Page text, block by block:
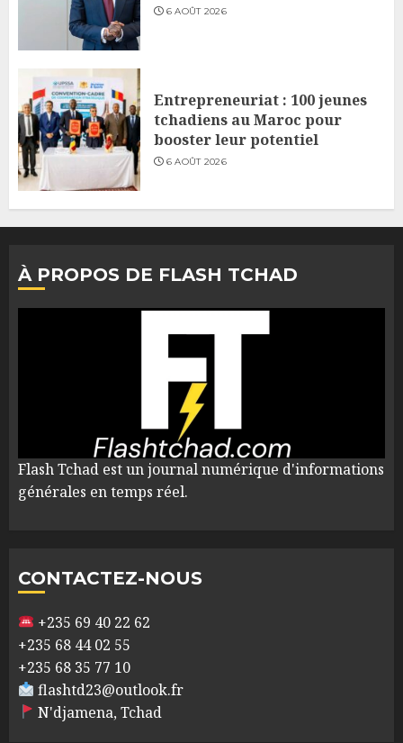
6 AOÛT 2026
Entrepreneuriat : 100 jeunes
tchadiens au Maroc pour
booster leur potentiel
6 AOÛT 2026
À PROPOS DE FLASH TCHAD
Flash Tchad est un journal numérique d'informations
générales en temps réel.
CONTACTEZ-NOUS
+235 69 40 22 62
+235 68 44 02 55
+235 68 35 77 10
flashtd23@outlook.fr
N'djamena, Tchad